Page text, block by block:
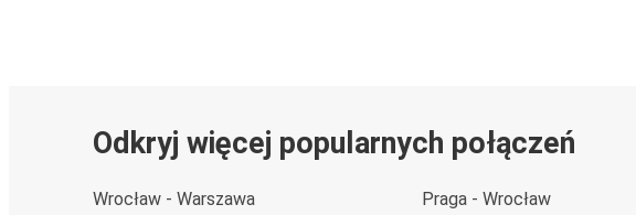
Odkryj więcej popularnych połączeń
Wrocław - Warszawa
Praga - Wrocław